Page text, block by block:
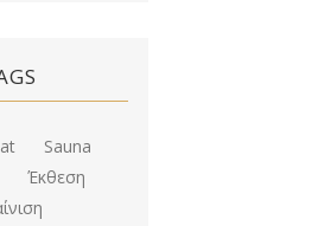
Sauna
Έκθεση